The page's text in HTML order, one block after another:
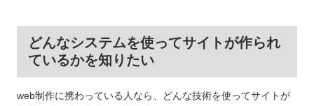
どんなシステムを使ってサイトが作られ
ているかを知りたい
web制作に携わっている人なら、どんな技術を使ってサイトが